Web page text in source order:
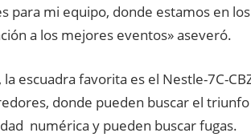
para mi equipo, donde estamos en
a los mejores eventos» aseveró.
la escuadra favorita es el Nestle-7C-
donde pueden buscar el
numérica y pueden buscar fugas.